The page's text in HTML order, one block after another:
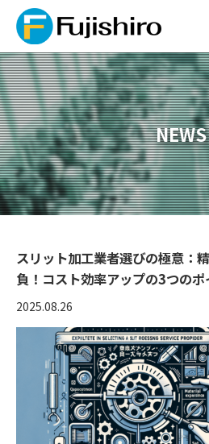
NEWS
スリット加工業者選びの極意：
負！コスト効率アップの3つのポ
2025.08.26